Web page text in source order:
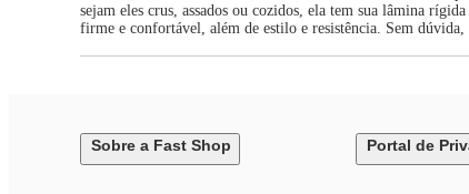
sejam eles crus, assados ou cozidos, ela tem sua lâmina
firme e confortável, além de estilo e resistência. Sem
Sobre a Fast Shop Portal de